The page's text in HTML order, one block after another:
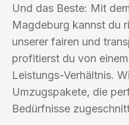
Und das Beste: Mit
Magdeburg kannst du
unserer fairen und
profitierst du von
Leistungs-Verhältnis.
Umzugspakete, die
Bedürfnisse